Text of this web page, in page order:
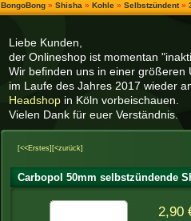
Liebe Kunden,
der Onlineshop ist momentan
Wir befinden uns in einer größeren
im Laufe des Jahres 2017 wieder
Headshop in Köln vorbeischauen.
Vielen Dank für euer Verständnis.
[<<Erstes] [<zurück]
Carbopol 50mm selbstzündende
2,90
BongoBong » Shisha » Kohle » Selbstzündent»